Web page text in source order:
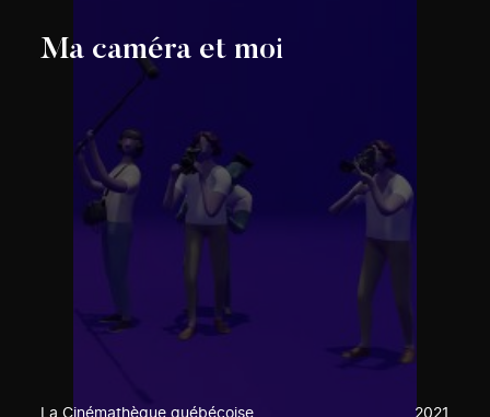
Ma caméra et moi
La Cinémathèque québécoise 2021